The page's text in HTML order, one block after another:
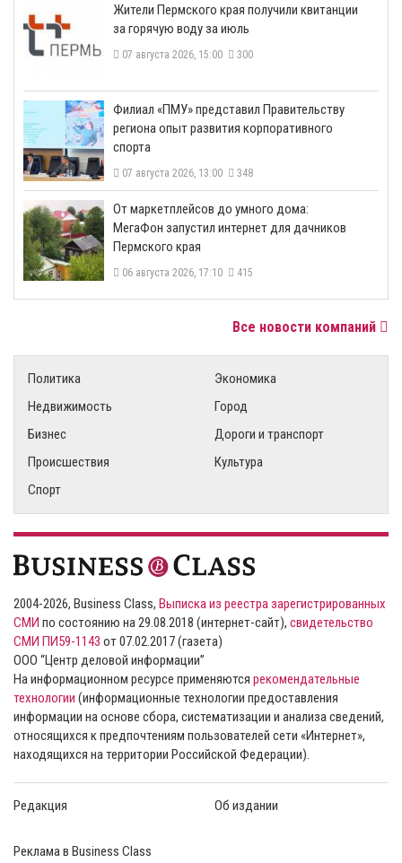
​Жители Пермского края получили квитанции
за горячую воду за июль
07 августа 2026, 15:00 300
​Филиал «ПМУ» представил Правительству
региона опыт развития корпоративного
спорта
07 августа 2026, 13:00 348
От маркетплейсов до умного дома:
МегаФон запустил интернет для дачников
Пермского края
06 августа 2026, 17:10 415
Все новости компаний
Политика
Экономика
Недвижимость
Город
Бизнес
Дороги и транспорт
Происшествия
Культура
Спорт
2004-2026, Business Class, Выписка из реестра зарегистрированных
СМИ по состоянию на 29.08.2018 (интернет-сайт), свидетельство
СМИ ПИ59-1143 от 07.02.2017 (газета)
ООО “Центр деловой информации”
На информационном ресурсе применяются рекомендательные
технологии (информационные технологии предоставления
информации на основе сбора, систематизации и анализа сведений,
относящихся к предпочтениям пользователей сети «Интернет»,
находящихся на территории Российской Федерации).
Редакция Об издании
Реклама в Business Class